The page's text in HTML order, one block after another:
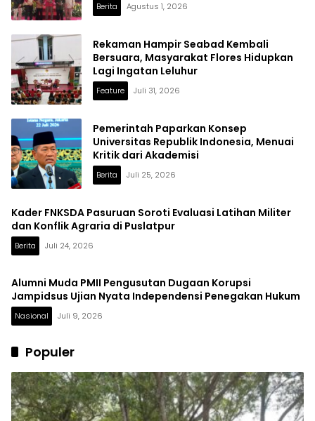
Berita Agustus 1, 2026
Rekaman Hampir Seabad Kembali
Bersuara, Masyarakat Flores Hidupkan
Lagi Ingatan Leluhur
Feature Juli 31, 2026
Pemerintah Paparkan Konsep
Universitas Republik Indonesia, Menuai
Kritik dari Akademisi
Berita Juli 25, 2026
Kader FNKSDA Pasuruan Soroti Evaluasi Latihan Militer
dan Konflik Agraria di Puslatpur
Berita Juli 24, 2026
Alumni Muda PMII Pengusutan Dugaan Korupsi
Jampidsus Ujian Nyata Independensi Penegakan Hukum
Nasional Juli 9, 2026
Populer